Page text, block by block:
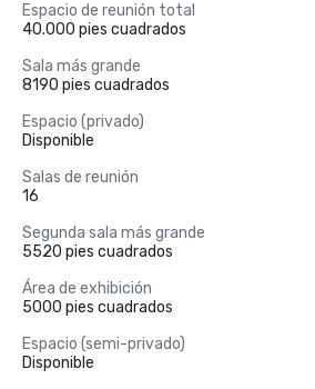
Espacio de reunión total
40.000 pies cuadrados
Sala más grande
8190 pies cuadrados
Espacio (privado)
Disponible
Salas de reunión
16
Segunda sala más grande
5520 pies cuadrados
Área de exhibición
5000 pies cuadrados
Espacio (semi-privado)
Disponible